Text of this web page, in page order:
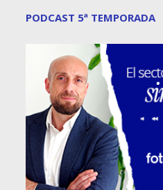
PODCAST 5ª TEMPORADA